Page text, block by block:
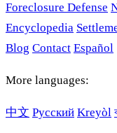
Foreclosure Defense
Encyclopedia
Blog Contact Español
More languages:
中文 Русский Kreyòl